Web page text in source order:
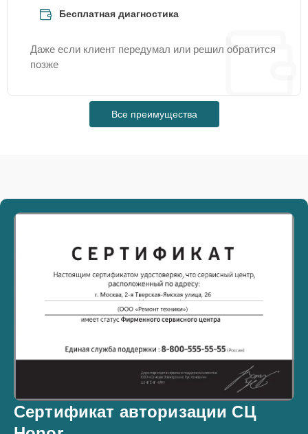
Бесплатная диагностика
Даже если клиент передумал или решил обратится
позже
Все преимущества
Сертификат авторизации СЦ